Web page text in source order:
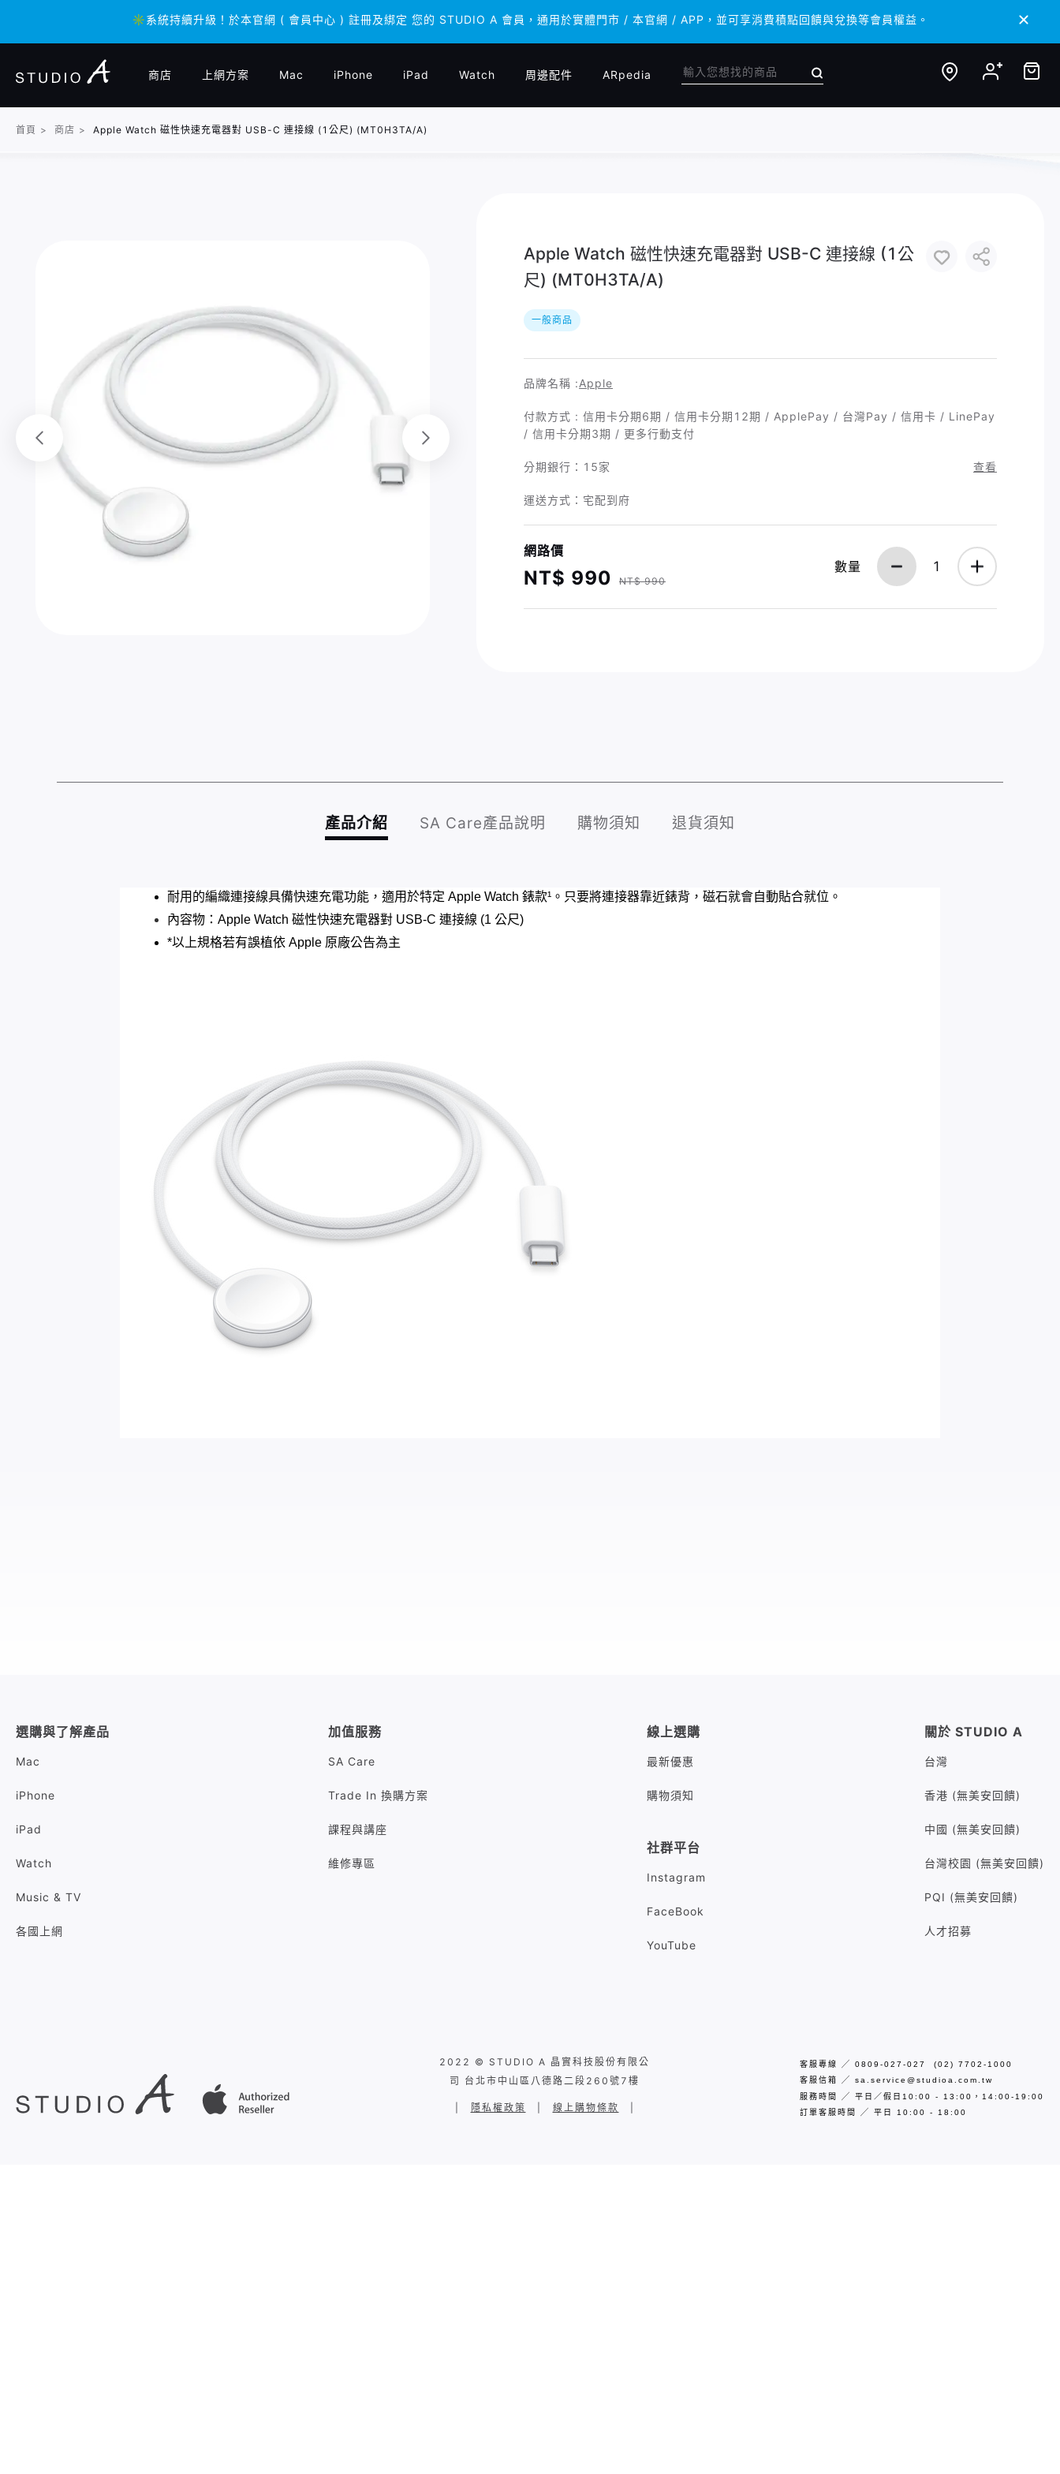
✳️系統持續升級！於本官網 ( 會員中心 ) 註冊及綁定 您的 STUDIO A 會員，通用於實體門市 / 本官網 / APP，並可享消費積點回饋與兌換等會員權益。
✳️系統持續升級！於本官網 ( 會員中心 ) 註冊及綁定 您的 STUDIO A 會員，通用於實體門市 / 本官網 / APP，並可享消費積點回饋與兌換等會員權益。
商店 上網方案 Mac iPhone iPad Watch 周邊配件 ARpedia
首頁 > 商店 > Apple Watch 磁性快速充電器對 USB-C 連接線 (1公尺) (MT0H3TA/A)
Apple Watch 磁性快速充電器對 USB-C 連接線 (1公
尺) (MT0H3TA/A)
一般商品
品牌名稱 :Apple
付款方式 : 信用卡分期6期 / 信用卡分期12期 / ApplePay / 台灣Pay / 信用卡 / LinePay
/ 信用卡分期3期 / 更多行動支付
分期銀行： 15家 查看
運送方式：宅配到府
網路價
NT$ 990 NT$ 990
數量 1
產品介紹 SA Care產品說明 購物須知 退貨須知
耐用的編織連接線具備快速充電功能，適用於特定 Apple Watch 錶款¹。只要將連接器靠近錶背，磁石就會自動貼合就位。
內容物： Apple Watch 磁性快速充電器對 USB-C 連接線 (1 公尺)
*以上規格若有誤植依 Apple 原廠公告為主​
選購與了解產品
Mac
iPhone
iPad
Watch
Music & TV
各國上網
加值服務
SA Care
Trade In 換購方案
課程與講座
維修專區
線上選購
最新優惠
購物須知
社群平台
Instagram
FaceBook
YouTube
關於 STUDIO A
台灣
香港 (無美安回饋)
中國 (無美安回饋)
台灣校園 (無美安回饋)
PQI (無美安回饋)
人才招募
2022 © STUDIO A 晶實科技股份有限公
司 台北市中山區八德路二段260號7樓
隱私權政策 線上購物條款
客服專線 ╱
0809-027-027 (02) 7702-1000
客服信箱
╱
sa.service@studioa.com.tw
服務時間
╱
平日／假日10:00 - 13:00，14:00-19:00
訂單客服時間
╱ 平日 10:00 - 18:00